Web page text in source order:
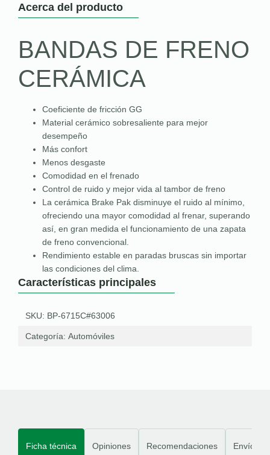
Acerca del producto
BANDAS DE FRENO
CERÁMICA
Coeficiente de fricción GG
Material cerámico sobresaliente para mejor
desempeño
Más confort
Menos desgaste
Comodidad en el frenado
Control de ruido y mejor vida al tambor de freno
La cerámica Brake Pak disminuye el ruido al mínimo,
ofreciendo una mayor comodidad al frenar, superando
así, en gran medida el funcionamiento de una zapata
de freno convencional.
Rendimiento estable en paradas bruscas sin importar
las condiciones del clima.
Características principales
SKU: BP-6715C#63006
Categoría: Automóviles
Ficha técnica Opiniones Recomendaciones Envíos